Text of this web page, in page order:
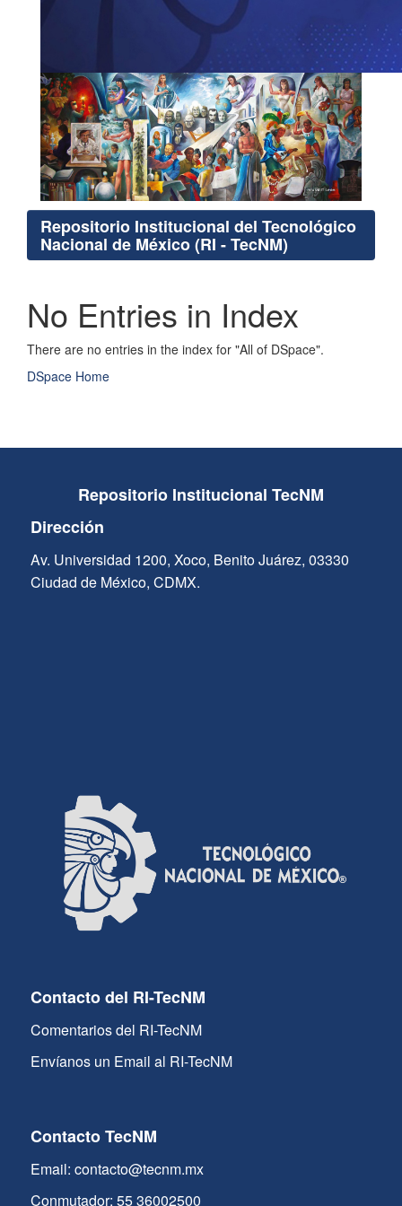
Repositorio Institucional del Tecnológico
Nacional de México (RI - TecNM)
No Entries in Index
There are no entries in the index for "All of DSpace".
DSpace Home
Repositorio Institucional TecNM
Dirección
Av. Universidad 1200, Xoco, Benito Juárez, 03330
Ciudad de México, CDMX.
Contacto del RI-TecNM
Comentarios del RI-TecNM
Envíanos un Email al RI-TecNM
Contacto TecNM
Email: contacto@tecnm.mx
Conmutador: 55 36002500